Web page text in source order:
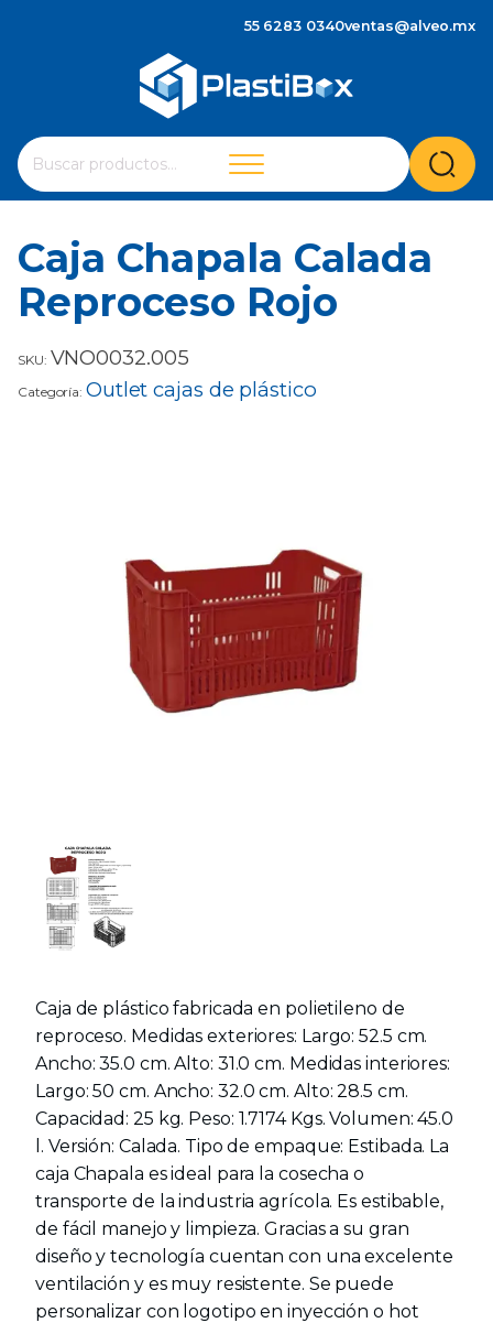
55 6283 0340ventas@alveo.mx
Buscar
por:
Cuando hay resultados autocompletados, puedes
Caja Chapala Calada
Reproceso Rojo
SKU: VNO0032.005
Categoría: Outlet cajas de plástico
Caja de plástico fabricada en polietileno de
reproceso. Medidas exteriores: Largo: 52.5 cm.
Ancho: 35.0 cm. Alto: 31.0 cm. Medidas interiores:
Largo: 50 cm. Ancho: 32.0 cm. Alto: 28.5 cm.
Capacidad: 25 kg. Peso: 1.7174 Kgs. Volumen: 45.0
l. Versión: Calada. Tipo de empaque: Estibada. La
caja Chapala es ideal para la cosecha o
transporte de la industria agrícola. Es estibable,
de fácil manejo y limpieza. Gracias a su gran
diseño y tecnología cuentan con una excelente
ventilación y es muy resistente. Se puede
personalizar con logotipo en inyección o hot